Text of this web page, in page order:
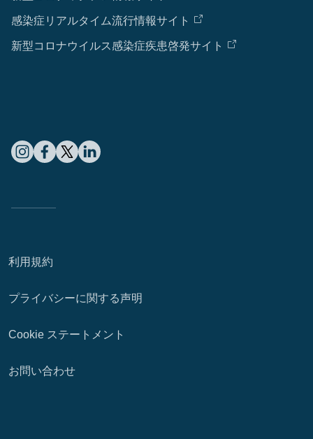
感染症リアルタイム流行情報サイト
新型コロナウイルス感染症疾患啓発サイト
利用規約
プライバシーに関する声明
Cookie ステートメント
お問い合わせ